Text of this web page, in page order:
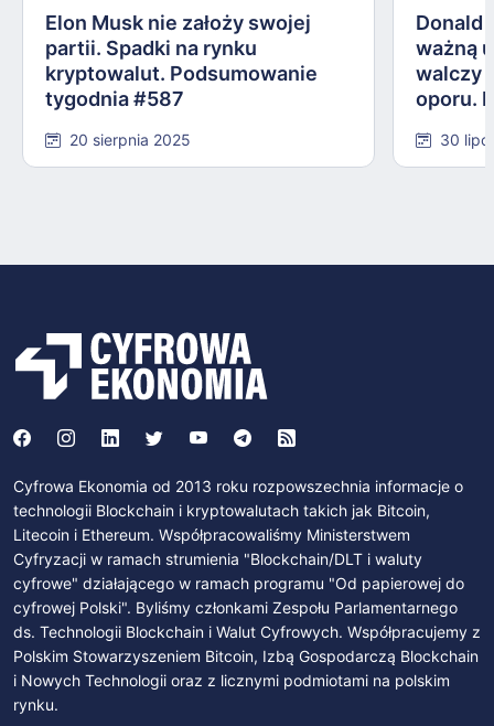
Elon Musk nie założy swojej
partii. Spadki na rynku
kryptowalut. Podsumowanie
tygodnia #587
20 sierpnia 2025
Donald
ważną
walczy
oporu.
30
Cyfrowa Ekonomia od 2013 roku rozpowszechnia informacje o
technologii Blockchain i kryptowalutach takich jak Bitcoin,
Litecoin i Ethereum. Współpracowaliśmy Ministerstwem
Cyfryzacji w ramach strumienia "Blockchain/DLT i waluty
cyfrowe" działającego w ramach programu "Od papierowej do
cyfrowej Polski". Byliśmy członkami Zespołu Parlamentarnego
ds. Technologii Blockchain i Walut Cyfrowych. Współpracujemy z
Polskim Stowarzyszeniem Bitcoin, Izbą Gospodarczą Blockchain
i Nowych Technologii oraz z licznymi podmiotami na polskim
rynku.